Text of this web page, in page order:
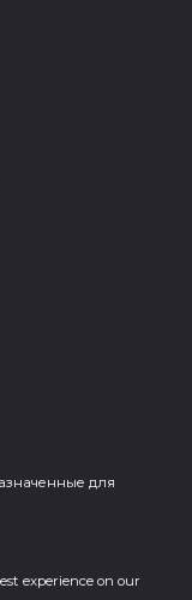
для
experience on our